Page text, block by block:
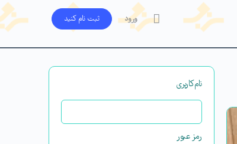
ورود ثبت‌ نام کنید
نام‌کاربری
رمز عبور